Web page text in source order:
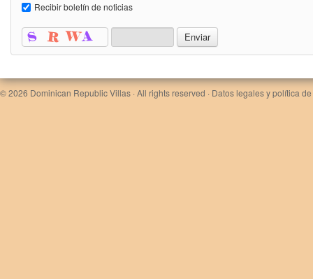
Recibir boletín de noticias
© 2026 Dominican Republic Villas · All rights reserved · Datos legales y política